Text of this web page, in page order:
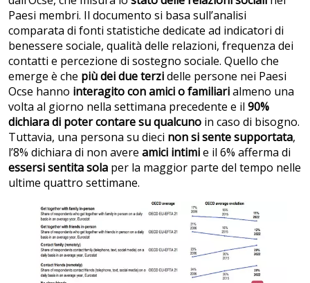
Paesi membri. Il documento si basa sull’analisi
comparata di fonti statistiche dedicate ad indicatori di
benessere sociale, qualità delle relazioni, frequenza dei
contatti e percezione di sostegno sociale. Quello che
emerge è che più dei due terzidelle persone nei Paesi
Ocse hanno interagito con amici o familiarialmeno una
volta al giorno nella settimana precedente e il 90%
dichiara di poter contare su qualcuno in caso di bisogno.
Tuttavia, una persona su dieci non si sente supportata,
l’8% dichiara di non avere amici intimie il 6% afferma di
essersi sentita sola per la maggior parte del tempo nelle
ultime quattro settimane.